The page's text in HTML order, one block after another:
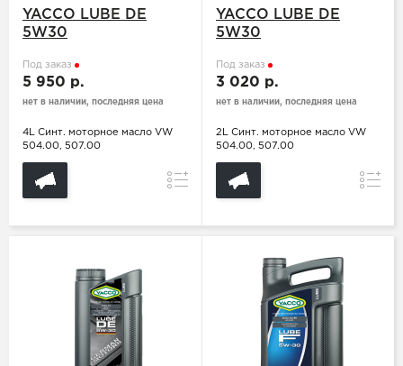
YACCO LUBE DE
5W30
Под заказ
5 950 р.
нет в наличии, последняя цена
4L Синт. моторное масло VW
504.00, 507.00
Сравнение
YACCO LUBE DE
5W30
Под заказ
3 020 р.
нет в наличии, последняя цена
2L Синт. моторное масло VW
504.00, 507.00